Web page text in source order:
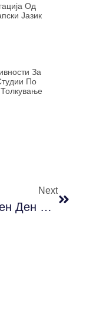
Од
Јазик
За
По
Next
Отворен Ден На УКИМ